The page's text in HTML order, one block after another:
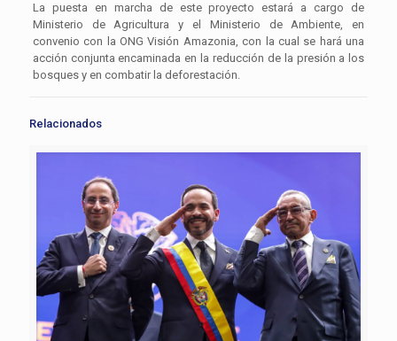
La puesta en marcha de este proyecto estará a cargo de
Ministerio de Agricultura y el Ministerio de Ambiente, en
convenio con la ONG Visión Amazonia, con la cual se hará una
acción conjunta encaminada en la reducción de la presión a los
bosques y en combatir la deforestación.
Relacionados